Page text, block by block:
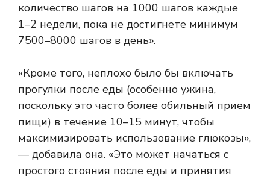
количество шагов на 1000 шагов каждые
1–2 недели, пока не достигнете минимум
7500–8000 шагов в день».
«Кроме того, неплохо было бы включать
прогулки после еды (особенно ужина,
поскольку это часто более обильный прием
пищи) в течение 10–15 минут, чтобы
максимизировать использование глюкозы»,
— добавила она. «Это может начаться с
простого стояния после еды и принятия